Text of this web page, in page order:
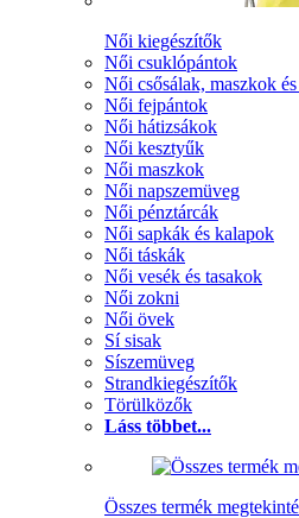
Női kiegészítők
Női csuklópántok
Női csősálak, maszkok
Női fejpántok
Női hátizsákok
Női kesztyűk
Női maszkok
Női napszemüveg
Női pénztárcák
Női sapkák és kalapok
Női táskák
Női vesék és tasakok
Női zokni
Női övek
Sí sisak
Síszemüveg
Strandkiegészítők
Törülközők
Láss többet...
Összes termék